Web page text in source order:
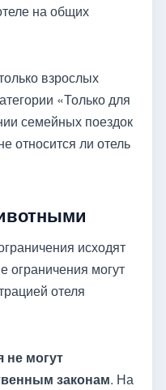
на общих
взрослых
«Только для
семейных поездок
относится ли отель
исходят
ограничения могут
отеля
не могут
законам. На